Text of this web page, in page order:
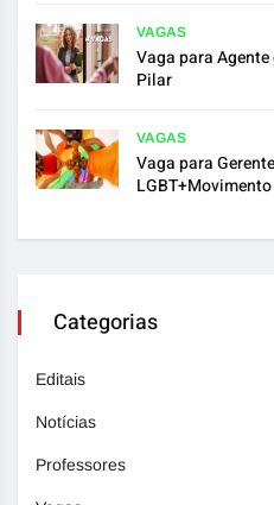
VAGAS
Vaga para
Pilar
VAGAS
Vaga para
LGBT+Movimento
Categorias
Editais
Notícias
Professores